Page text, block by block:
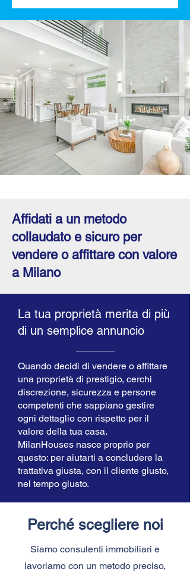
Affidati a un metodo
collaudato e sicuro per
vendere o affittare con valore
a Milano
La tua proprietà merita di più
di un semplice annuncio
Quando decidi di vendere o affittare
una proprietà di prestigio, cerchi
discrezione, sicurezza e persone
competenti che sappiano gestire
ogni dettaglio con rispetto per il
valore della tua casa.
MilanHouses nasce proprio per
questo: per aiutarti a concludere la
trattativa giusta, con il cliente giusto,
nel tempo giusto.
Perché scegliere noi
Siamo consulenti immobiliari e
lavoriamo con un metodo preciso,